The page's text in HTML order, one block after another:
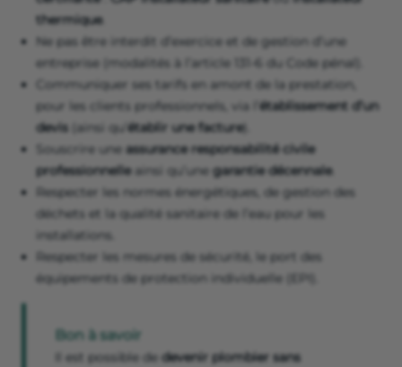
thermique.
Ne pas être interdit d’exercice et de gestion d’une
entreprise (modalités à l’article 131-6 du Code pénal).
Communiquer ses tarifs en amont de la prestation,
pour les clients professionnels, via l’ établissement d’un
devis
(ainsi qu’ établir une facture).
Souscrire une assurance responsabilité civile
professionnelleainsi qu’une garantie décennale.
Respecter les normes énergétiques, de gestion des
déchets et la qualité sanitaire de l’eau pour les
installations.
Respecter les mesures de sécurité, le port des
équipements de protection individuelle (EPI).
Bon à savoir
Il est possible de devenir plombier sans